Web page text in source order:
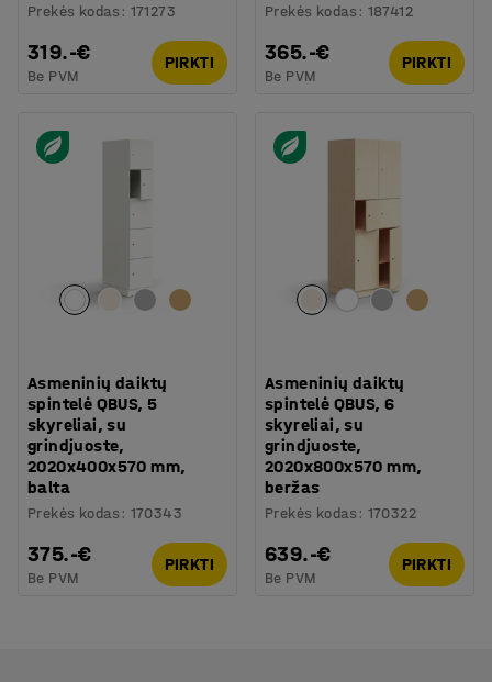
Prekės kodas : 171273
319.-€
Be PVM
PIRKTI
Prekės kodas : 187412
365.-€
Be PVM
PIRKTI
Asmeninių daiktų
spintelė QBUS, 5
skyreliai, su
grindjuoste,
2020x400x570 mm,
balta
Prekės kodas : 170343
375.-€
Be PVM
PIRKTI
Asmeninių daiktų
spintelė QBUS, 6
skyreliai, su
grindjuoste,
2020x800x570 mm,
beržas
Prekės kodas : 170322
639.-€
Be PVM
PIRKTI